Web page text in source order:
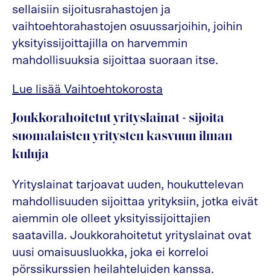
sellaisiin sijoitusrahastojen ja
vaihtoehtorahastojen osuussarjoihin, joihin
yksityissijoittajilla on harvemmin
mahdollisuuksia sijoittaa suoraan itse.
Lue lisää Vaihtoehtokorosta
Joukkorahoitetut yrityslainat - sijoita
suomalaisten yritysten kasvuun ilman
kuluja
Yrityslainat tarjoavat uuden, houkuttelevan
mahdollisuuden sijoittaa yrityksiin, jotka eivät
aiemmin ole olleet yksityissijoittajien
saatavilla. Joukkorahoitetut yrityslainat ovat
uusi omaisuusluokka, joka ei korreloi
pörssikurssien heilahteluiden kanssa.